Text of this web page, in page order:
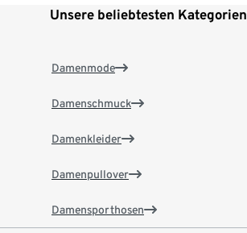
Unsere beliebtesten Kategorien
Damenmode
Damenschmuck
Damenkleider
Damenpullover
Damensporthosen